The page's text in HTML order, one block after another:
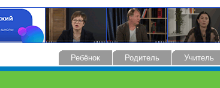
Учитель
Родитель
Ребёнок